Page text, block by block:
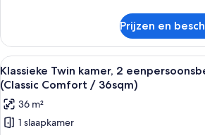
26sqm)
laden
kamer
(Comfort
Queen
Room
/
26sqm)
Prijzen en
Alle
foto's
voor
Klassieke
Twin
Klassieke
6
Klassieke Twin kamer, 2
(Classic Comfort / 36sqm)
36 m²
1 slaapkamer